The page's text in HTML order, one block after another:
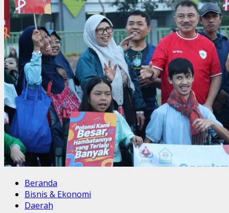
Beranda
Bisnis & Ekonomi
Daerah